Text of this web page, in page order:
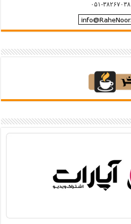
۰۵۱-۳۸۲۶۷۰۳۸